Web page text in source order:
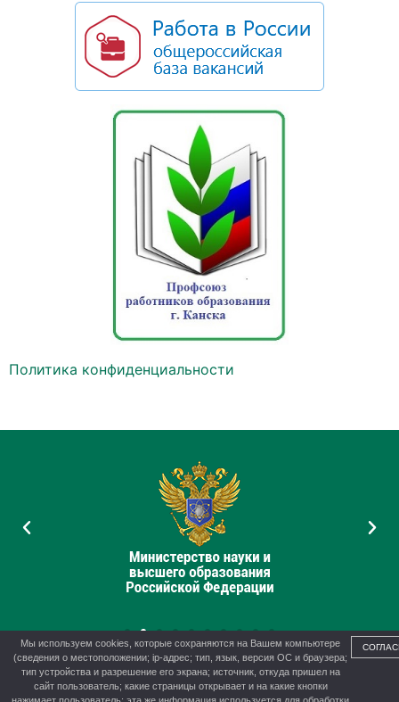
Политика конфиденциальности
Мы используем cookies, которые сохраняются на Вашем компьютере
(сведения о местоположении; ip-адрес; тип, язык, версия ОС и браузера;
тип устройства и разрешение его экрана; источник, откуда пришел на
сайт пользователь; какие страницы открывает и на какие кнопки